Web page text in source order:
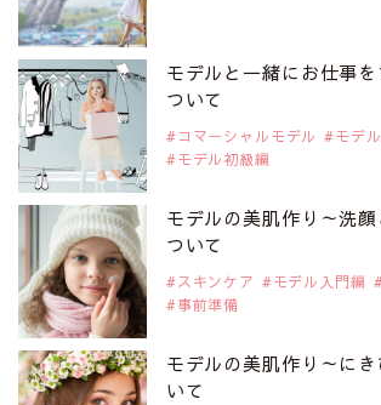
2019年9月29日
注目モデルを1名追加いたしました。
是非ご覧ください。
注目モデル 藤井サチさん
2019年9月29日
注目モデルを1名追加いたしました。
是非ご覧ください。
大注目のモデル10人
2019年9月29日
注目モデルを1名追加いたしました。
是非ご覧ください。
注目のアジア系モデル
モデルと一緒にお仕事
ついて
コマーシャルモデル
モデ
モデル初級編
モデルの美肌作り～洗
ついて
スキンケア モデル入門編
事前準備
モデルの美肌作り～に
いて